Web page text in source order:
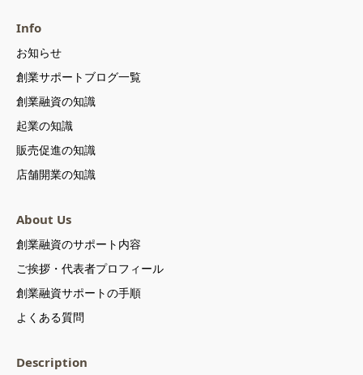
Info
お知らせ
創業サポートブログ一覧
創業融資の知識
起業の知識
販売促進の知識
店舗開業の知識
About Us
創業融資のサポート内容
ご挨拶・代表者プロフィール
創業融資サポートの手順
よくある質問
Description